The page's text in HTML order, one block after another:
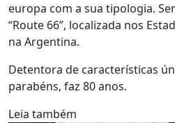
europa com a sua tipologia.
“Route 66”, localizada nos
na Argentina.
Detentora de características
parabéns, faz 80 anos.
Leia também